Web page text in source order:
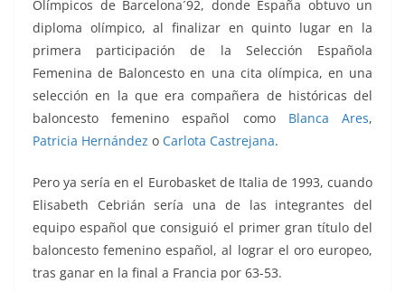
Olímpicos de Barcelona´92, donde España obtuvo un
diploma olímpico, al finalizar en quinto lugar en la
primera participación de la Selección Española
Femenina de Baloncesto en una cita olímpica, en una
selección en la que era compañera de históricas del
baloncesto femenino español como Blanca Ares,
Patricia Hernández o Carlota Castrejana.
Pero ya sería en el Eurobasket de Italia de 1993, cuando
Elisabeth Cebrián sería una de las integrantes del
equipo español que consiguió el primer gran título del
baloncesto femenino español, al lograr el oro europeo,
tras ganar en la final a Francia por 63-53.